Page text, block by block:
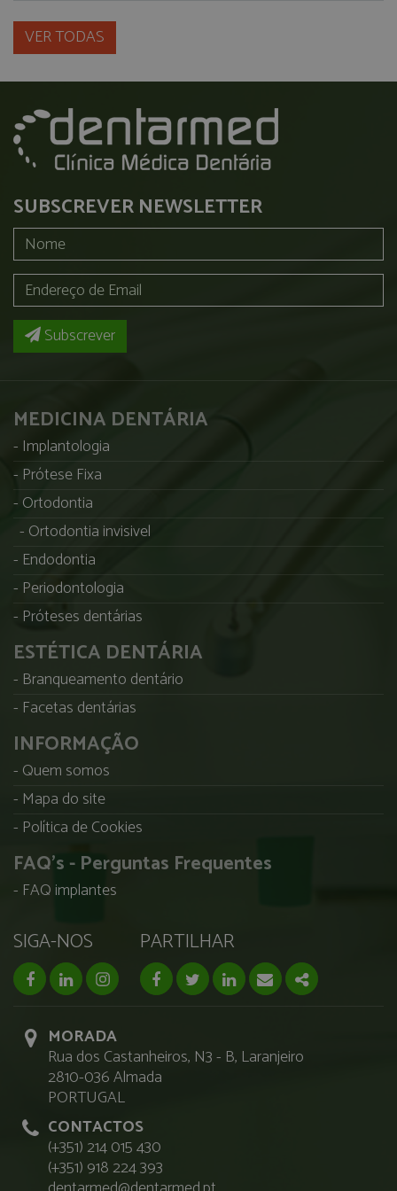
VER TODAS
SUBSCREVER NEWSLETTER
Subscrever
MEDICINA DENTÁRIA
Implantologia
Prótese Fixa
Ortodontia
Ortodontia invisivel
Endodontia
Periodontologia
Próteses dentárias
ESTÉTICA DENTÁRIA
Branqueamento dentário
Facetas dentárias
INFORMAÇÃO
Quem somos
Mapa do site
Política de Cookies
FAQ's - Perguntas Frequentes
FAQ implantes
SIGA-NOS
facebook page
linkedin page
instagram page
PARTILHAR
Facebook
TwitterLinkedinEmail Share
MORADA
Rua dos Castanheiros, N3 - B, Laranjeiro
2810-036 Almada
PORTUGAL
CONTACTOS
(+351) 214 015 430
(+351) 918 224 393